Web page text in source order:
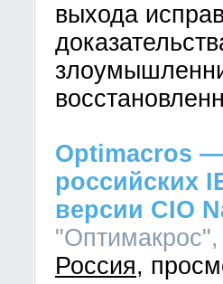
выхода
Optimacros —
российских
версии CIO
Россия